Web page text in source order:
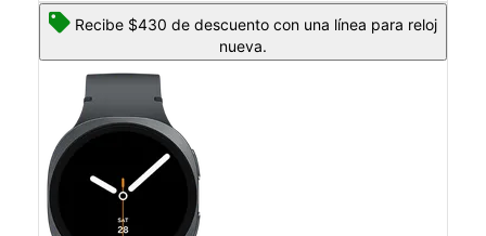
Recibe $430 de descuento con una línea para reloj
nueva.